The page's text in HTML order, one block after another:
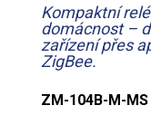
Kompaktní
domácnost –
zařízení přes
ZigBee.
ZM-104B-M-MS